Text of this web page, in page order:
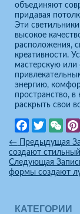
КАТЕГОРИИ
объединяют
придавая
Эти
высокое
расположения,
креативности.
мастерскую
энергию,
пространство,
раскрыть свои
Facebook
Twitter
← Предыдущая
создают
Следующая
формы создают